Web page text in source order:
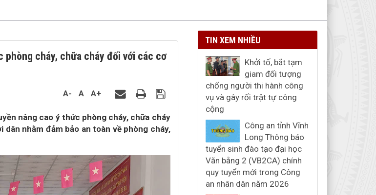
phòng cháy, chữa cháy đối với các cơ
A- A A+
nâng cao ý thức phòng cháy, chữa cháy
nhằm đảm bảo an toàn về phòng cháy,
TIN XEM NHIỀU
Khởi tố, bắt tạm
giam đối tượng
chống người thi hành công
vụ và gây rối trật tự công
cộng
Công an tỉnh Vĩnh
Long Thông báo
tuyển sinh đào tạo đại học
Văn bằng 2 (VB2CA) chính
quy tuyển mới trong Công
an nhân dân năm 2026